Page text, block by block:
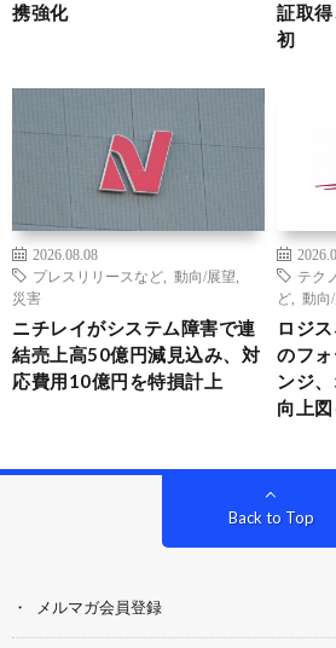
携強化
証取
初
2026.08.08
プレスリリースなど
動向/展望
災害
ニチレイがシステム障害で連
結売上高50億円減見込み、対
応費用10億円を特損計上
テク
ど
動向
ロジ
のフ
ンジ
向上図
Back to Top
メルマガ会員登録